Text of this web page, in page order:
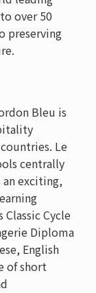
over 50
preserving
Bleu is
Le
centrally
an exciting,
Cycle
Diploma
English
of short